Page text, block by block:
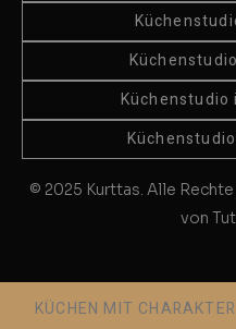
Küchenstudio
© 2025 Kurttas. Alle
von
KÜCHEN MIT CHARAKTER